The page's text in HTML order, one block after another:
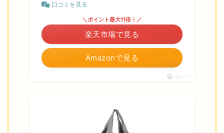
口コミを見る
Amazonで見る
＼ポイント最大11倍！／
楽天市場で見る
ポチップ